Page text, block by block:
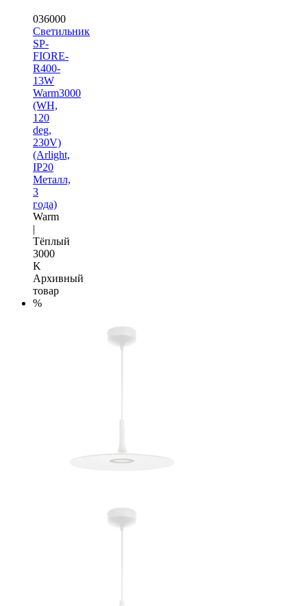
036000
Светильник
SP-
FIORE-
R400-
13W
Warm3000
(WH,
120
deg,
230V)
(Arlight,
IP20
Металл,
3
года)
Warm
|
Тёплый
3000
K
Архивный
товар
%